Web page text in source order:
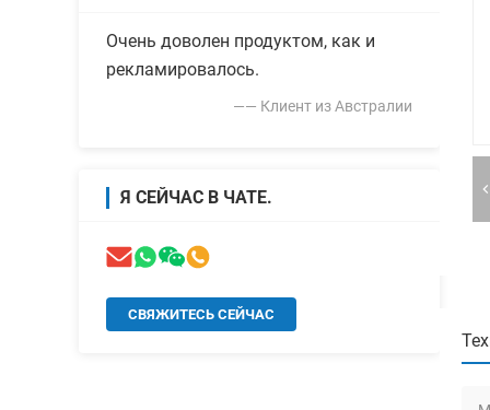
Очень доволен продуктом, как и
рекламировалось.
—— Клиент из Австралии
Я СЕЙЧАС В ЧАТЕ.
СВЯЖИТЕСЬ СЕЙЧАС